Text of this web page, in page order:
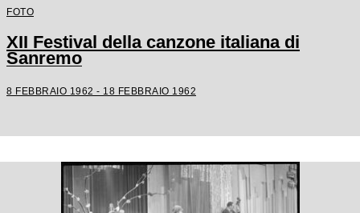
FOTO
XII Festival della canzone italiana di
Sanremo
8 FEBBRAIO 1962 - 18 FEBBRAIO 1962